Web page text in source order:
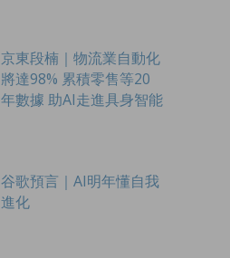
京東段楠｜物流業自動化
將達98% 累積零售等20
年數據 助AI走進具身智能
谷歌預言｜AI明年懂自我
進化